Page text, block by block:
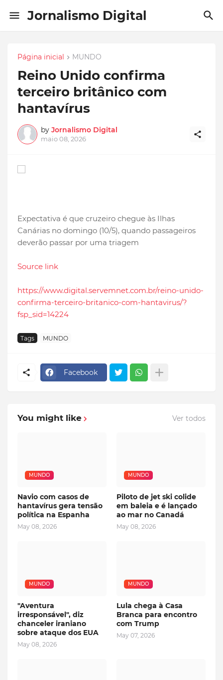
Jornalismo Digital
Página inicial MUNDO
Reino Unido confirma
terceiro britânico com
hantavírus
by Jornalismo Digital
maio 08, 2026
Expectativa é que cruzeiro chegue às Ilhas
Canárias no domingo (10/5), quando passageiros
deverão passar por uma triagem
Source link
https://www.digital.servemnet.com.br/reino-unido-
confirma-terceiro-britanico-com-hantavirus/?
fsp_sid=14224
Tags MUNDO
Facebook
You might like Ver todos
MUNDO
Navio com casos de
hantavírus gera tensão
política na Espanha
May 08, 2026
MUNDO
Piloto de jet ski colide
em baleia e é lançado
ao mar no Canadá
May 08, 2026
MUNDO
"Aventura
irresponsável", diz
chanceler iraniano
sobre ataque dos EUA
May 08, 2026
MUNDO
Lula chega à Casa
Branca para encontro
com Trump
May 07, 2026